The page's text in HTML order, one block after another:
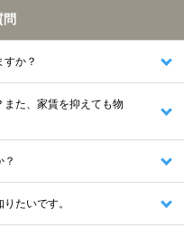
すか？
た、家賃を抑えても物
？
たいです。